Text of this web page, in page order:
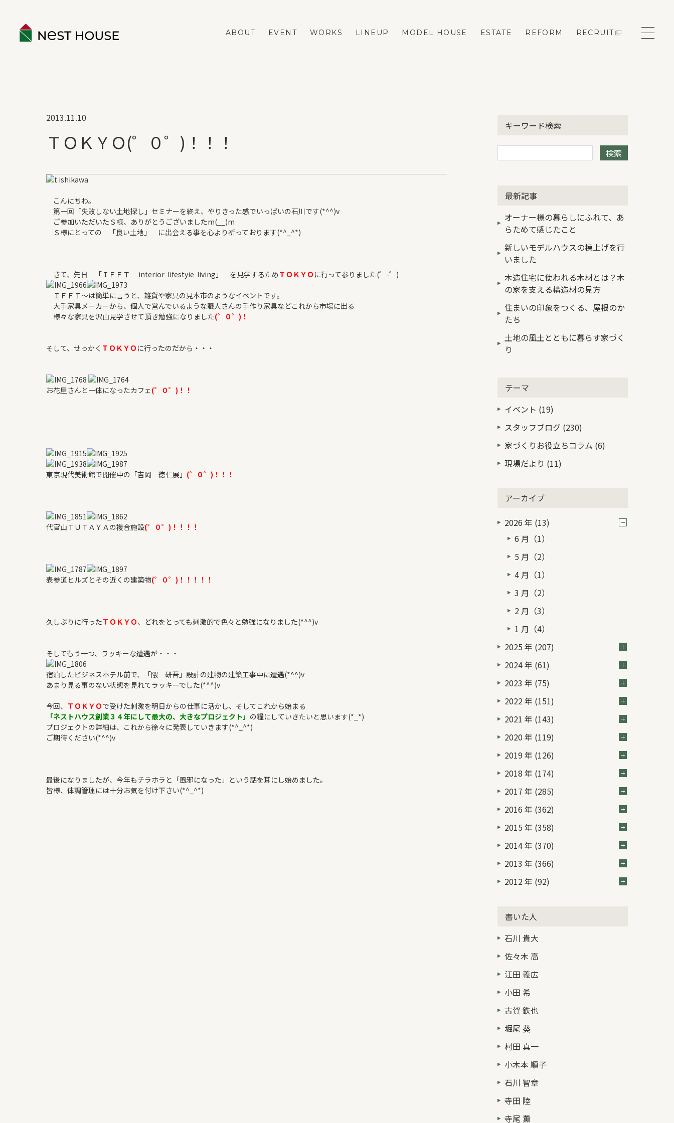
ABOUT EVENT WORKS LINEUP MODEL HOUSE ESTATE REFORM RECRUIT
構造のこと
家づくりの流れ
よくある質問
新築住宅
リフォーム・リノベ
ESTATE
BLOG
新築住宅のお問い合わせ
2013.11.10
ＴＯＫＹＯ(゜０゜)！！！
こんにちわ。
第一回「失敗しない土地探し」セミナーを終え、やりきった感でいっぱいの石川です(*^^)v
ご参加いただいたＳ様、ありがとうございましたm(__)m
Ｓ様にとっての 「良い土地」 に出会える事を心より祈っております(*^_^*)
さて、先日 「ＩＦＦＴ interior lifestyie living」 を見学するため ＴＯＫＹＯ に行って参りました(゜-゜)
ＩＦＦＴ～は簡単に言うと、雑貨や家具の見本市のようなイベントです。
大手家具メーカーから、個人で営んでいるような職人さんの手作り家具などこれから市場に出る
様々な家具を沢山見学させて頂き勉強になりました(゜０゜)！
そして、せっかく ＴＯＫＹＯ に行ったのだから・・・
お花屋さんと一体になったカフェ(゜０゜)！！
東京現代美術館で開催中の「吉岡 徳仁展」 (゜０゜)！！！
代官山ＴＵＴＡＹＡの複合施設(゜０゜)！！！！
表参道ヒルズとその近くの建築物(゜０゜)！！！！！
久しぶりに行ったＴＯＫＹＯ、どれをとっても刺激的で色々と勉強になりました(*^^)v
そしてもう一つ、ラッキーな遭遇が・・・
宿泊したビジネスホテル前で、「隈 研吾」設計の建物の建築工事中に遭遇(*^^)v
あまり見る事のない状態を見れてラッキーでした(*^^)v
今回、 ＴＯＫＹＯで受けた刺激を明日からの仕事に活かし、そしてこれから始まる
「ネストハウス創業３４年にして最大の、大きなプロジェクト」 の糧にしていきたいと思います(*_*)
プロジェクトの詳細は、これから徐々に発表していきます(*^_^*)
ご期待ください(*^^)v
最後になりましたが、今年もチラホラと「風邪になった」という話を耳にし始めました。
皆様、体調管理には十分お気を付け下さい(*^_^*)
キーワード検索
検索
最新記事
オーナー様の暮らしにふれて、あ
らためて感じたこと
新しいモデルハウスの棟上げを行
いました
木造住宅に使われる木材とは？木
の家を支える構造材の見方
住まいの印象をつくる、屋根のか
たち
土地の風土とともに暮らす家づく
り
テーマ
イベント (19)
スタッフブログ (230)
家づくりお役立ちコラム (6)
現場だより (11)
アーカイブ
2026 年 (13)
6 月（1）
5 月（2）
4 月（1）
3 月（2）
2 月（3）
1 月（4）
2025 年 (207)
2024 年 (61)
2023 年 (75)
2022 年 (151)
2021 年 (143)
2020 年 (119)
2019 年 (126)
2018 年 (174)
2017 年 (285)
2016 年 (362)
2015 年 (358)
2014 年 (370)
2013 年 (366)
2012 年 (92)
書いた人
石川 貴大
佐々木 高
江田 義広
小田 希
古賀 鉄也
堀尾 葵
村田 真一
小木本 順子
石川 智章
寺田 陸
寺尾 薫